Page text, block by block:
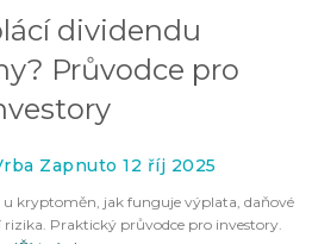
dividendu
Průvodce pro
Zapnuto 12 říj 2025
u kryptoměn, jak funguje výplata, daňové
Praktický průvodce pro investory.